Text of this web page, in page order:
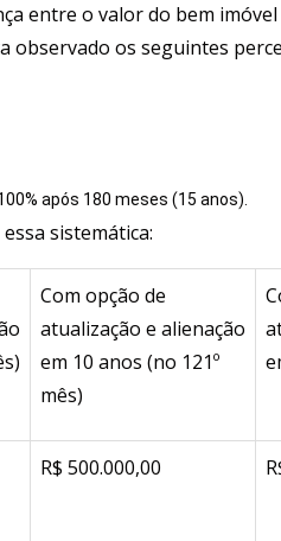
entre o valor do bem
observado os seguintes
após 180 meses (15 anos).
sistemática:
Com opção de
atualização e alienação
em 10 anos (no 121º
mês)
R$ 500.000,00